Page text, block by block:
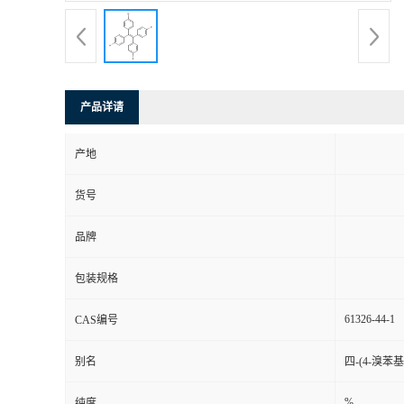
产品详请
产地
货号
品牌
包装规格
CAS编号 61326-44-1
别名 四-(4-溴苯